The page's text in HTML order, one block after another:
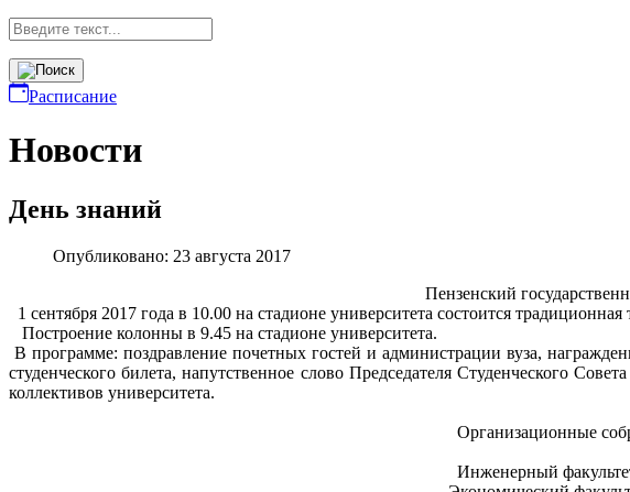
Расписание
Новости
День знаний
Опубликовано: 23 августа 2017
Пензенский
1 сентября 2017 года в 10.00 на стадионе университета состоится
Построение колонны в 9.45 на стадионе университета.
В программе: поздравление почетных гостей и администрации вуза,
студенческого билета, напутственное слово Председателя Студенческого
коллективов университета.
Организационные
Инженерный